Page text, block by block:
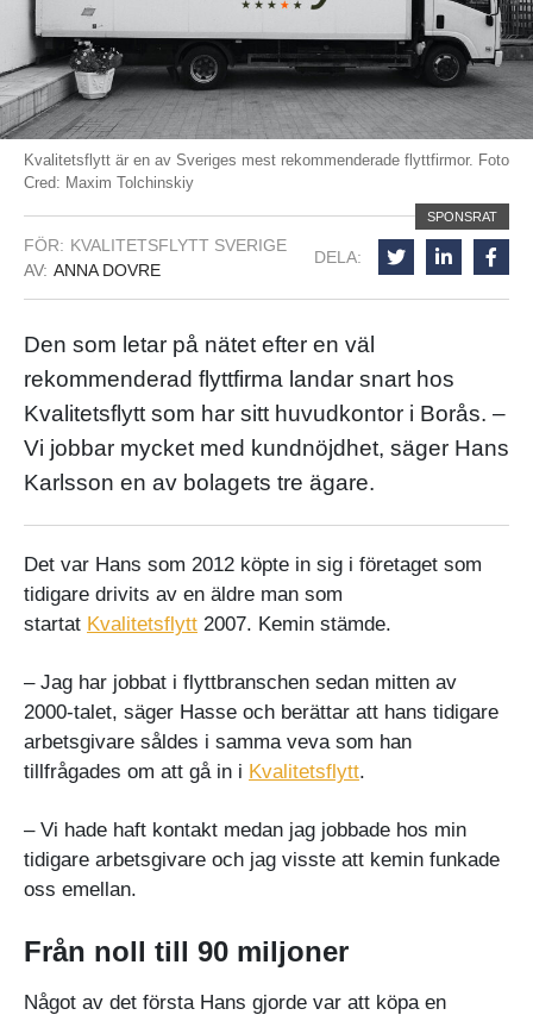
Kvalitetsflytt är en av Sveriges mest rekommenderade flyttfirmor. Foto
Cred: Maxim Tolchinskiy
AV: ANNA DOVRE
FÖR: KVALITETSFLYTT SVERIGE
SPONSRAT
DELA:
Den som letar på nätet efter en väl
rekommenderad flyttfirma landar snart hos
Kvalitetsflytt som har sitt huvudkontor i Borås. –
Vi jobbar mycket med kundnöjdhet, säger Hans
Karlsson en av bolagets tre ägare.
Det var Hans som 2012 köpte in sig i företaget som
tidigare drivits av en äldre man som
startat Kvalitetsflytt 2007. Kemin stämde.
– Jag har jobbat i flyttbranschen sedan mitten av
2000-talet, säger Hasse och berättar att hans tidigare
arbetsgivare såldes i samma veva som han
tillfrågades om att gå in i Kvalitetsflytt.
– Vi hade haft kontakt medan jag jobbade hos min
tidigare arbetsgivare och jag visste att kemin funkade
oss emellan.
Från noll till 90 miljoner
Något av det första Hans gjorde var att köpa en